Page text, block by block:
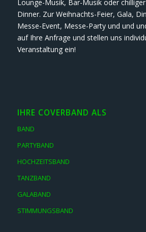
Lounge-Musik, Bar-Musik oder
Dinner. Zur Weihnachts-Feier, Gala,
Messe-Event, Messe-Party und und
auf Ihre Anfrage und stellen uns
Veranstaltung ein!
IHRE COVERBAND ALS
BAND
PARTYBAND
HOCHZEITSBAND
TANZBAND
GALABAND
STIMMUNGSBAND